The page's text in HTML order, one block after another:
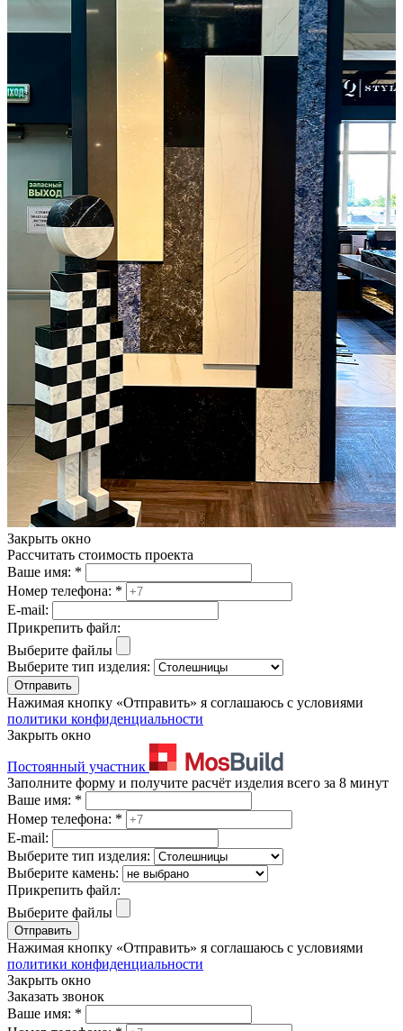
Закрыть окно
Рассчитать стоимость проекта
Ваше имя: *
Номер телефона: *
E-mail:
Прикрепить файл:
Выберите файлы
Выберите тип изделия:
Отправить
Нажимая кнопку «Отправить» я соглашаюсь с условиями
политики конфиденциальности
Закрыть окно
Постоянный участник
Заполните форму и получите расчёт изделия всего за 8 минут
Ваше имя: *
Номер телефона: *
E-mail:
Выберите тип изделия:
Выберите камень:
Прикрепить файл:
Выберите файлы
Отправить
Нажимая кнопку «Отправить» я соглашаюсь с условиями
политики конфиденциальности
Закрыть окно
Заказать звонок
Ваше имя: *